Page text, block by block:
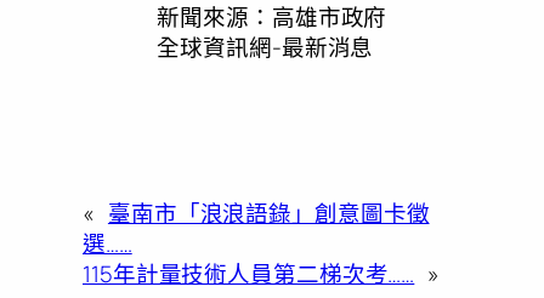
新聞來源：高雄市政府
全球資訊網-最新消息
« 臺南市「浪浪語錄」創意圖卡徵
選……
115年計量技術人員第二梯次考…… »